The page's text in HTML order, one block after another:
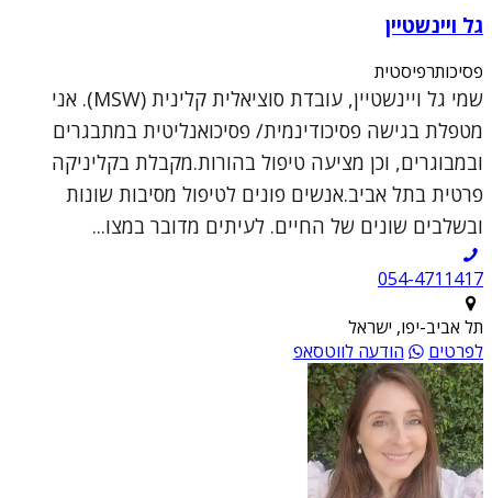
גל ויינשטיין
פסיכותרפיסטית
שמי גל ויינשטיין, עובדת סוציאלית קלינית (MSW). אני
מטפלת בגישה פסיכודינמית/ פסיכואנליטית במתבגרים
ובמבוגרים, וכן מציעה טיפול בהורות.מקבלת בקליניקה
פרטית בתל אביב.אנשים פונים לטיפול מסיבות שונות
ובשלבים שונים של החיים. לעיתים מדובר במצו...
054-4711417
תל אביב-יפו, ישראל
לפרטים
הודעה לווטסאפ